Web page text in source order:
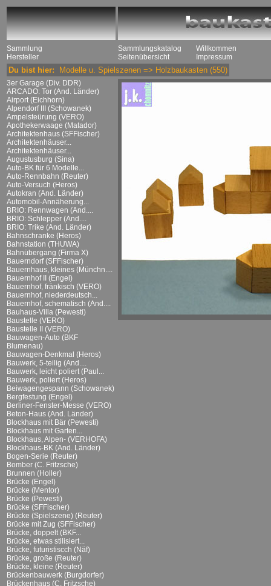
Sammlung
Hersteller
Sammlungskatalog
Seitenübersicht
Willkommen
Impressum
Du bist hier: Modelle u. Spielszenen => Holzbaukasten (550)
3er Garage (Div. DDR)
ARCADO: Tor (And. Länder)
Airport (Eichhorn)
Alpendorf III (Schowanek)
Ampelsteürung (VERO)
Apothekerwaage (Matador)
Architektenhaus (SFFischer)
Architektenhäuser...
Architektenhäuser...
Augustusburg (Sina)
Auto-BK für 6 Modelle...
Auto-Rennbahn (Reuter)
Auto-Versuch (Heros)
Autokran (And. Länder)
Automobil-Annäherung...
BRIO: Rennwagen (And....
BRIO: Schlepper (And....
BRIO: Trike (And. Länder)
Bahnschranke (Heros)
Bahnstation (THUWA)
Bahnübergang (Firma X)
Bauerndorf (SFFischer)
Bauernhaus, kleines (Münchn....
Bauernhof II (Engel)
Bauernhof, fränkisch (VERO)
Bauernhof, niederdeutsch...
Bauernhof, schematisch (And....
Bauhaus-Villa (Pewesti)
Baustelle (VERO)
Baustelle II (VERO)
Bauwagen-Auto (BKF
Blumenau)
Bauwagen-Denkmal (Heros)
Bauwerk, 5-teilig (And....
Bauwerk, leicht poliert (Paul...
Bauwerk, poliert (Heros)
Beiwagengespann (Schowanek)
Bergfestung (Engel)
Berliner-Fenster-Messe (VERO)
Beton-Haus (And. Länder)
Blockhaus mit Bär (Pewesti)
Blockhaus mit Garten...
Blockhaus, Alpen- (VERHOFA)
Blockhaus-BK (And. Länder)
Bogen-Serie (Reuter)
Bomber (C. Fritzsche)
Brunnen (Holler)
Brücke (Engel)
Brücke (Mentor)
Brücke (Pewesti)
Brücke (SFFischer)
Brücke (Spielszene) (Reuter)
Brücke mit Zug (SFFischer)
Brücke, doppelt (BKF...
Brücke, etwas stilisiert...
Brücke, futuristiscch (Näf)
Brücke, große (Reuter)
Brücke, kleine (Reuter)
Brückenbauwerk (Burgdorfer)
Brückenhaus (C. Fritzsche)